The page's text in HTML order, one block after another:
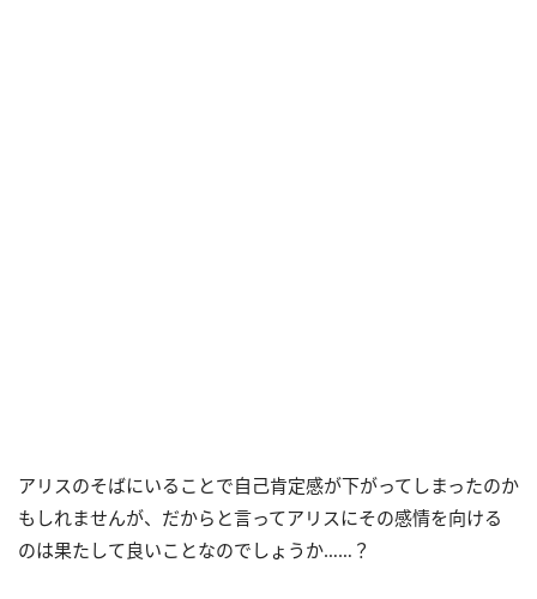
アリスのそばにいることで自己肯定感が下がってしまったのか
もしれませんが、だからと言ってアリスにその感情を向ける
のは果たして良いことなのでしょうか……？